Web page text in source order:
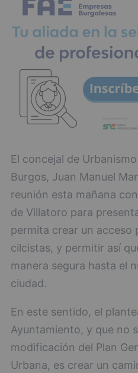
El concejal de
Burgos, Juan Manuel
reunión esta mañana
de Villatoro para
permita crear un acceso
cilcistas, y permitir así
manera segura hasta el
ciudad.
En este sentido, el
Ayuntamiento, y que no
modificación del Plan
Urbana, es crear un